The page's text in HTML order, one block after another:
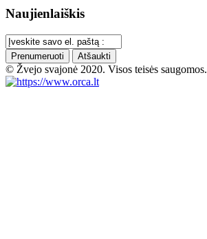
Naujienlaiškis
Prenumeruoti Atšaukti
© Žvejo svajonė 2020. Visos teisės saugomos.